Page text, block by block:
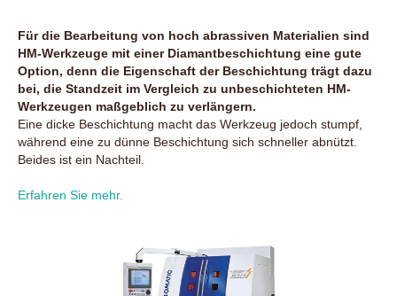
Für die Bearbeitung von hoch abrassiven Materialien sind
HM-Werkzeuge mit einer Diamantbeschichtung eine gute
Option, denn die Eigenschaft der Beschichtung trägt dazu
bei, die Standzeit im Vergleich zu unbeschichteten HM-
Werkzeugen maßgeblich zu verlängern.
Eine dicke Beschichtung macht das Werkzeug jedoch stumpf,
während eine zu dünne Beschichtung sich schneller abnützt.
Beides ist ein Nachteil.
Erfahren Sie mehr.